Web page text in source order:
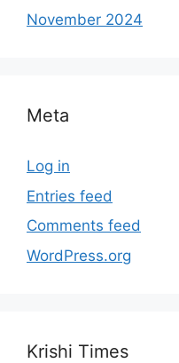
November 2024
Meta
Log in
Entries feed
Comments feed
WordPress.org
Krishi Times